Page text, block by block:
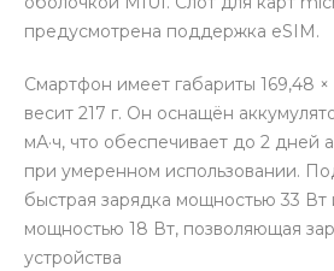
предусмотрена поддержка eSIM.
Смартфон имеет габариты 169,48
весит 217 г. Он оснащён
мА·ч, что обеспечивает до 2 дней
при умеренном использовании.
быстрая зарядка мощностью 33 Вт
мощностью 18 Вт, позволяющая
устройства